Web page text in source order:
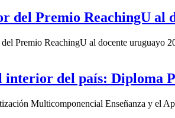
del Premio ReachingU al
Premio ReachingU al docente uruguayo
interior del país: Diploma
Multicomponencial Enseñanza y el